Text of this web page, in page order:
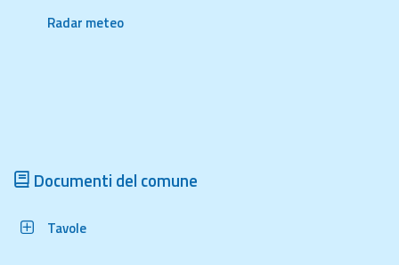
frequenti
Emilia-
Romagna
Contatti
Radar meteo
Documenti del comune
Tavole